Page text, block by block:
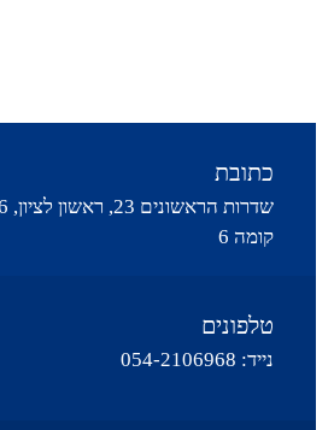
כתובת
שדרות הראשונים 23, ראשון לציון, 7559916
קומה 6
טלפונים
נייד: 054-2106968